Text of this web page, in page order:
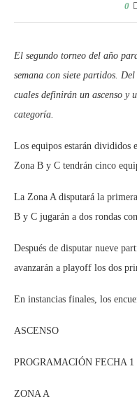
0
El segundo torneo del año
semana con siete partidos.
cuales definirán un ascenso y
categoría.
Los equipos estarán divididos
Zona B y C tendrán cinco
La Zona A disputará la
B y C jugarán a dos rondas
Después de disputar nueve
avanzarán a playoff los dos
En instancias finales, los
ASCENSO
PROGRAMACIÓN FECHA 1
ZONA A